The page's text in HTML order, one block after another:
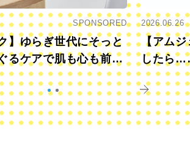
SPONSORED
】ゆらぎ世代にそっと
るケアで肌も心も前向
2026.06.26
【アムジ
したら
すか？